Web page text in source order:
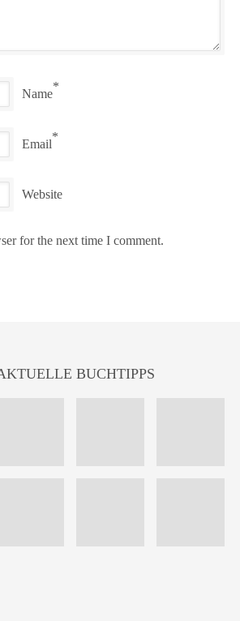
Name
*
Email
*
Website
for the next time I comment.
BUCHTIPPS